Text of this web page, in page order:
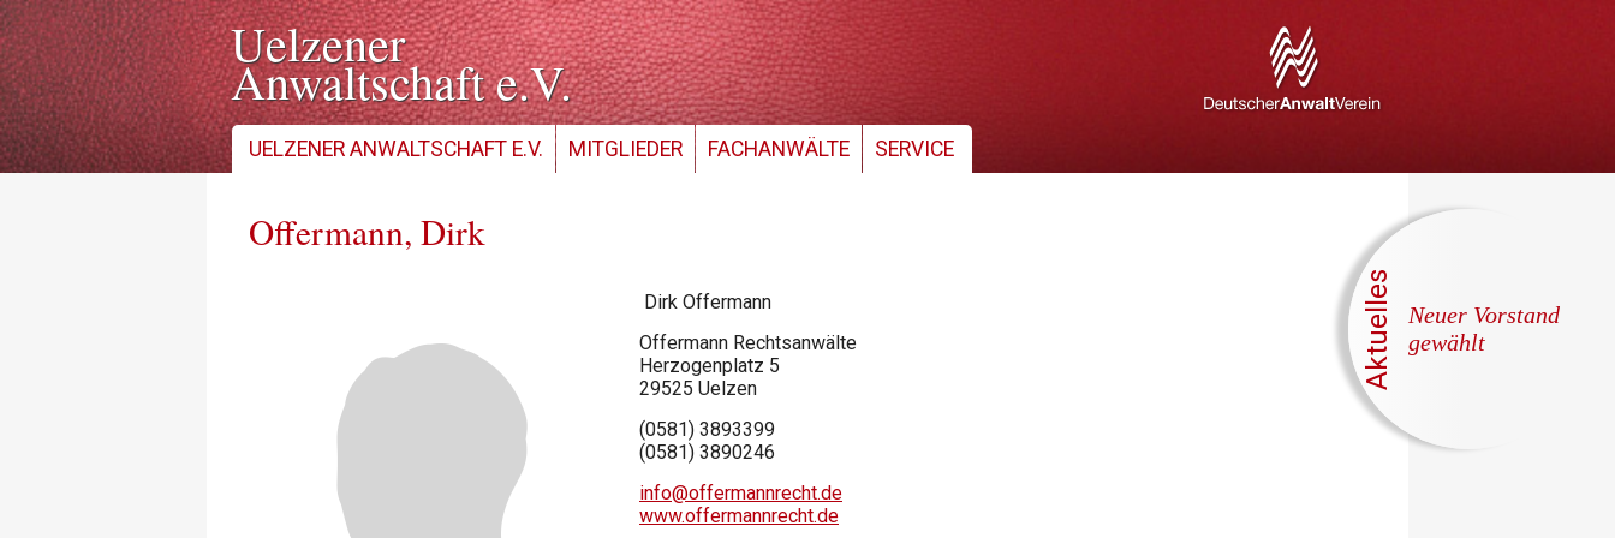
Uelzener
Anwaltschaft e.V.
Navigation
überspringen
UELZENER ANWALTSCHAFT E.V. MITGLIEDER FACHANWÄLTE SERVICE
Offermann, Dirk
Dirk Offermann
Offermann Rechtsanwälte
Herzogenplatz 5
29525 Uelzen
(0581) 3893399
(0581) 3890246
info@offermannrecht.de
www.offermannrecht.de
Aktuelles
Neuer Vorstand
gewählt